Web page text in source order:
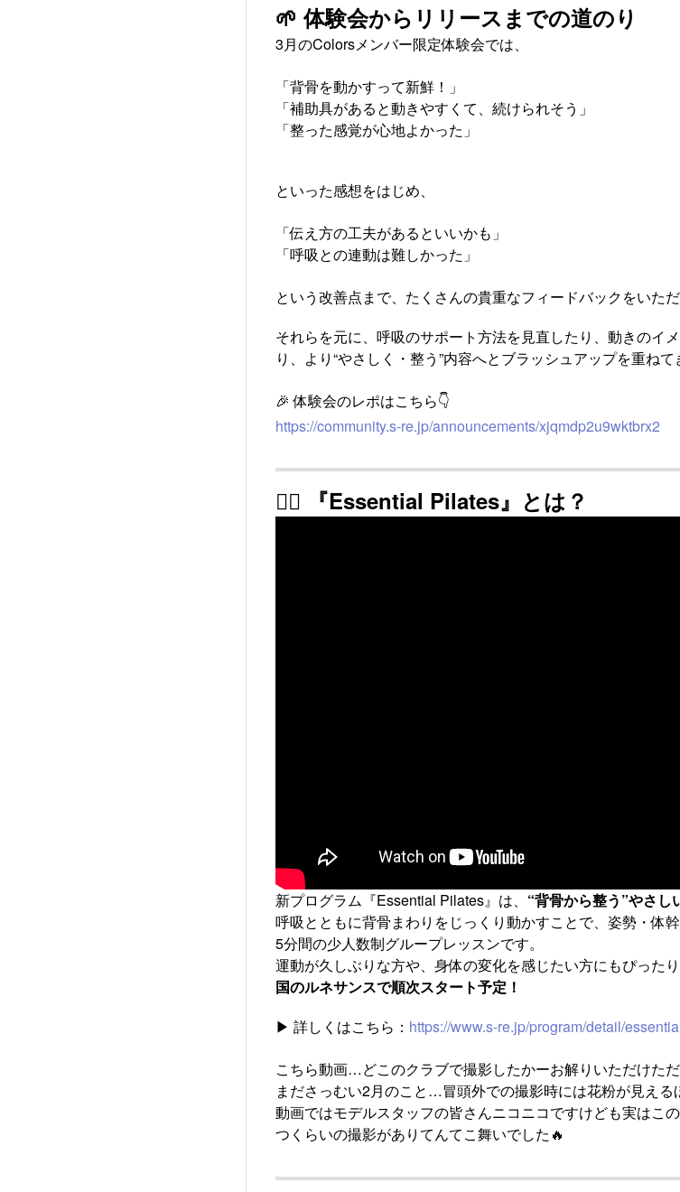
🌱 体験会からリリースまでの道のり
3月のColorsメンバー限定体験会では、
「背骨を動かすって新鮮！」
「補助具があると動きやすくて、続けられそう」
「整った感覚が心地よかった」
といった感想をはじめ、
「伝え方の工夫があるといいかも」
「呼吸との連動は難しかった」
という改善点まで、たくさんの貴重なフィードバックをいただ
それらを元に、呼吸のサポート方法を見直したり、動きのイ
り、より“やさしく・整う”内容へとブラッシュアップを重ねて
🎉 体験会のレポはこちら👇
https://community.s-re.jp/announcements/xjqmdp2u9wktbrx2
🧘‍♀️ 『Essential Pilates』とは？
新プログラム『Essential Pilates』は、 “背骨から整う”やさし
呼吸とともに背骨まわりをじっくり動かすことで、姿勢・体
5分間の少人数制グループレッスンです。
運動が久しぶりな方や、身体の変化を感じたい方にもぴったり
国のルネサンスで順次スタート予定！
▶ 詳しくはこちら： https://www.s-re.jp/program/detail/
こちら動画…どこのクラブで撮影したかーお解りいただけた
まださっむい2月のこと…冒頭外での撮影時には花粉が見える
動画ではモデルスタッフの皆さんニコニコですけども実はこ
つくらいの撮影がありてんてこ舞いでした🔥